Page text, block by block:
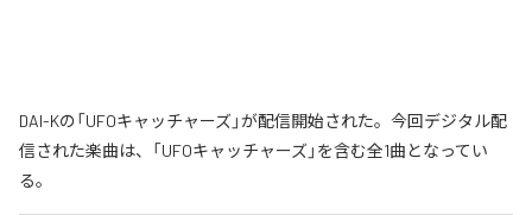
DAI-Kの「UFOキャッチャーズ」が配信開始された。今回デジタル配
信された楽曲は、「UFOキャッチャーズ」を含む全1曲となってい
る。